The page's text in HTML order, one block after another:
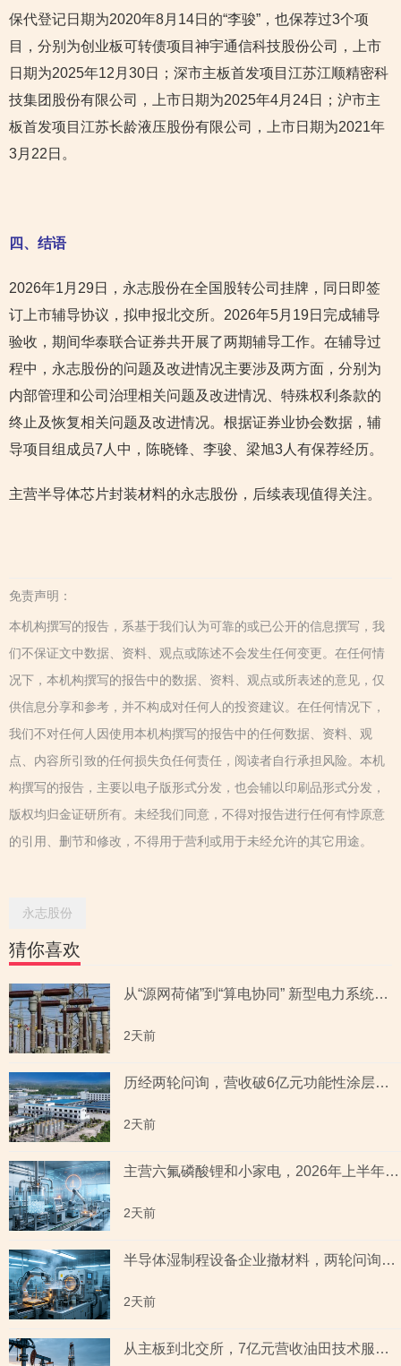
保代登记日期为2020年8月14日的“李骏”，也保荐过3个项
目，分别为创业板可转债项目神宇通信科技股份公司，上市
日期为2025年12月30日；深市主板首发项目江苏江顺精密科
技集团股份有限公司，上市日期为2025年4月24日；沪市主
板首发项目江苏长龄液压股份有限公司，上市日期为2021年
3月22日。
四、结语
2026年1月29日，永志股份在全国股转公司挂牌，同日即签
订上市辅导协议，拟申报北交所。2026年5月19日完成辅导
验收，期间华泰联合证券共开展了两期辅导工作。在辅导过
程中，永志股份的问题及改进情况主要涉及两方面，分别为
内部管理和公司治理相关问题及改进情况、特殊权利条款的
终止及恢复相关问题及改进情况。根据证券业协会数据，辅
导项目组成员7人中，陈晓锋、李骏、梁旭3人有保荐经历。
主营半导体芯片封装材料的永志股份，后续表现值得关注。
免责声明：
本机构撰写的报告，系基于我们认为可靠的或已公开的信息撰写，我
们不保证文中数据、资料、观点或陈述不会发生任何变更。在任何情
况下，本机构撰写的报告中的数据、资料、观点或所表述的意见，仅
供信息分享和参考，并不构成对任何人的投资建议。在任何情况下，
我们不对任何人因使用本机构撰写的报告中的任何数据、资料、观
点、内容所引致的任何损失负任何责任，阅读者自行承担风险。本机
构撰写的报告，主要以电子版形式分发，也会辅以印刷品形式分发，
版权均归金证研所有。未经我们同意，不得对报告进行任何有悖原意
的引用、删节和修改，不得用于营利或用于未经允许的其它用途。
永志股份
猜你喜欢
从“源网荷储”到“算电协同” 新型电力系统指数全景透视六大赛道
2天前
历经两轮问询，营收破6亿元功能性涂层材料企业“撤稿”，应收账款坏账计提充分性及销售费用率低于同行均值合理性遭“连环问”
2天前
主营六氟磷酸锂和小家电，2026年上半年预测盈利超2亿元，虚增收入被ST背后子公司未完成业绩承诺
2天前
半导体湿制程设备企业撤材料，两轮问询聚焦收入确认时点准确性，原材料采购公允性引关注
2天前
从主板到北交所，7亿元营收油田技术服务商两次撤单，募投项目必要性与核心技术竞争力遭“拷问”